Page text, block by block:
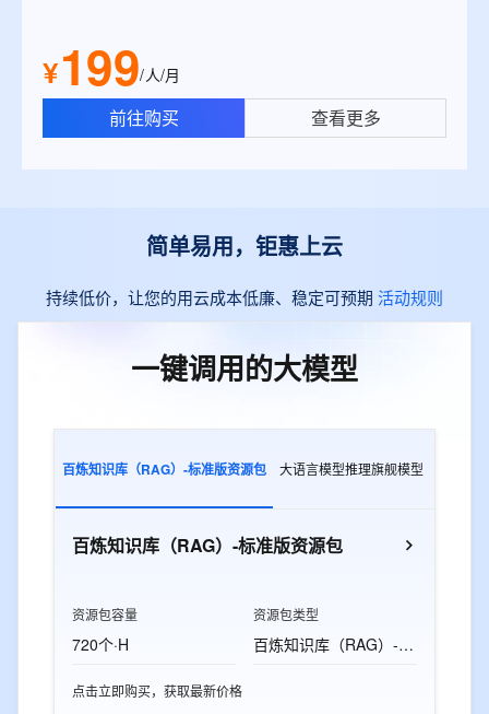
¥199/人/月
前往购买 查看更多
简单易用，钜惠上云
持续低价，让您的用云成本低廉、稳定可预期 活动规则
一键调用的大模型
百炼知识库（RAG）-标准版资源包 大语言模型推理旗舰模型
百炼知识库（RAG）-标准版资源包
资源包容量
720个·H
资源包类型
百炼知识库（RAG）-标准版资源包
点击立即购买，获取最新价格